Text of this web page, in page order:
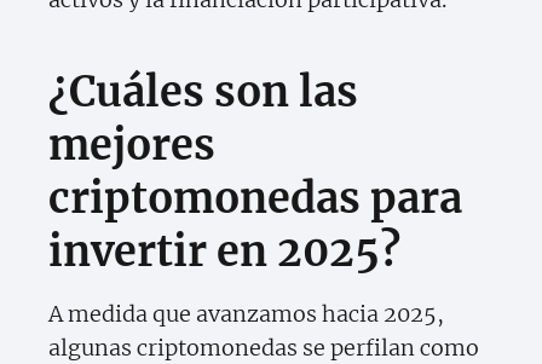
¿Cuáles son las
mejores
criptomonedas para
invertir en 2025?
A medida que avanzamos hacia 2025,
algunas criptomonedas se perfilan como